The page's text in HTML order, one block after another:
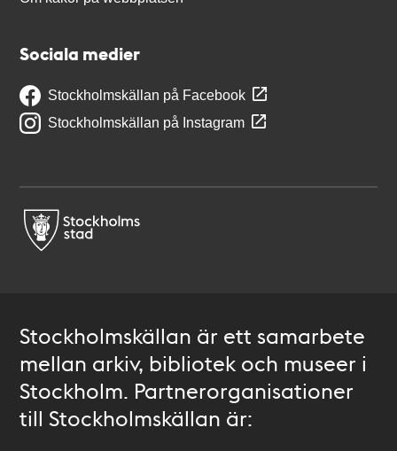
Sociala medier
Stockholmskällan på Facebook
Stockholmskällan på Instagram
Stockholmskällan är ett samarbete
mellan arkiv, bibliotek och museer i
Stockholm. Partnerorganisationer
till Stockholmskällan är: